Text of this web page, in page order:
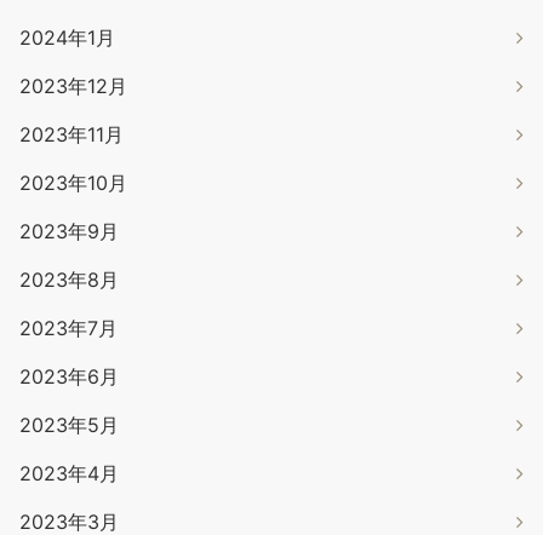
2024年1月
2023年12月
2023年11月
2023年10月
2023年9月
2023年8月
2023年7月
2023年6月
2023年5月
2023年4月
2023年3月